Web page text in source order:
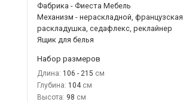
Фабрика - Фиеста Мебель
Механизм - нераскладной, французская
раскладушка, седафлекс, реклайнер
Ящик для белья
Набор размеров
Длина: 106 - 215
Глубина: 104
Высота: 98